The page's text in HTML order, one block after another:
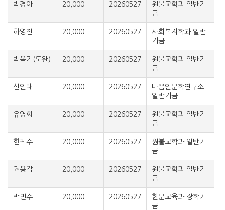
박경아 20,000 20260527
원불교학과 일반기
금
하영진 20,000 20260527
사회복지학과 일반
기금
박옥기(도완) 20,000 20260527
원불교학과 일반기
금
신인래 20,000 20260527
마음인문학연구소
일반기금
유영화 20,000 20260527
원불교학과 일반기
금
한귀수 20,000 20260527
원불교학과 일반기
금
권용갑 20,000 20260527
원불교학과 일반기
금
박민수 20,000 20260527
한문교육과 장학기
금